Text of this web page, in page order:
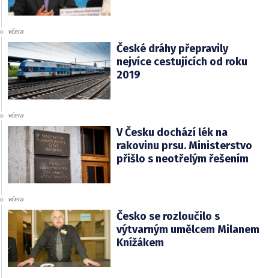
včera
České dráhy přepravily
nejvíce cestujících od roku
2019
včera
V Česku dochází lék na
rakovinu prsu. Ministerstvo
přišlo s neotřelým řešením
včera
Česko se rozloučilo s
výtvarným umělcem Milanem
Knížákem